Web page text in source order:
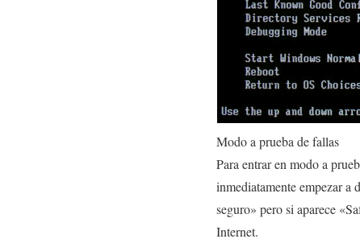
Modo a prueba de fallas
Para entrar en modo a
inmediatamente empezar a
seguro» pero si aparece
Internet.